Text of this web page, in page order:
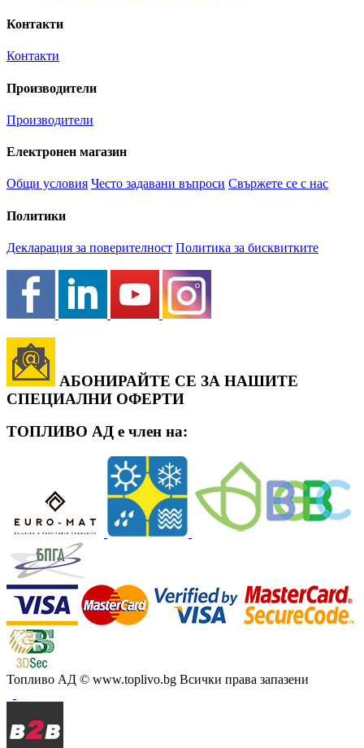
Контакти
Контакти
Производители
Производители
Електронен магазин
Общи условия Често задавани въпроси Свържете се с нас
Политики
Декларация за поверителност Политика за бисквитките
АБОНИРАЙТЕ СЕ ЗА НАШИТЕ
СПЕЦИАЛНИ ОФЕРТИ
ТОПЛИВО АД е член на:
Топливо АД © www.toplivo.bg Всички права запазени